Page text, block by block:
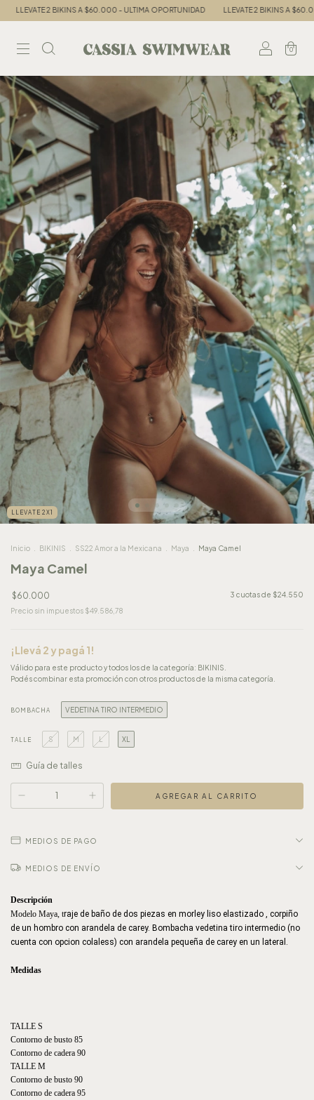
2 BIKINS A $60.000 - ULTIMA OPORTUNIDAD LLEVATE 2 BIKINS A $60.000 -
0
LLEVATE 2X1
Inicio BIKINIS SS22 Amor a la Mexicana Maya Maya Camel
Maya Camel
$60.000 3 cuotas de $24.550
Precio sin impuestos $49.586,78
¡Llevá 2 y pagá 1!
Válido para este producto y todos los de la categoría: BIKINIS.
Podés combinar esta promoción con otros productos de la misma categoría.
BOMBACHA VEDETINA TIRO INTERMEDIO
TALLE S M L XL
Guía de talles
MEDIOS DE PAGO
MEDIOS DE ENVÍO
Descripción
Modelo Maya, traje de baño de dos piezas en morley liso elastizado , corpiño
de un hombro con arandela de carey. Bombacha vedetina tiro intermedio (no
cuenta con opcion colaless) con arandela pequeña de carey en un lateral.
Medidas
TALLE S
Contorno de busto 85
Contorno de cadera 90
TALLE M
Contorno de busto 90
Contorno de cadera 95